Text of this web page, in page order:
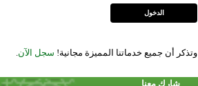
وتذكر أن جميع خدماتنا المميزة مجانية! سجل الآن
شارك معنا